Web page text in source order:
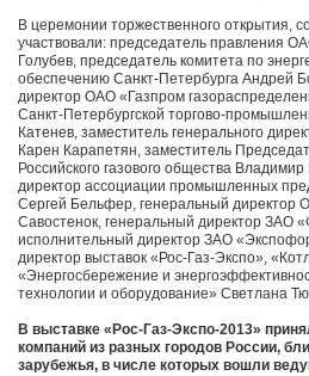
В церемонии торжественного открытия,
участвовали: председатель правления
Голубев, председатель комитета по
обеспечению Санкт-Петербурга Андрей
директор ОАО «Газпром
Санкт-Петербургской торгово-
Катенев, заместитель генерального
Карен Карапетян, заместитель
Российского газового общества
директор ассоциации промышленных
Сергей Бельфер, генеральный
Савостенок, генеральный директор
исполнительный директор ЗАО
директор выставок «Рос-Газ-Экспо»,
«Энергосбережение и
технологии и оборудование» Светлана
В выставке «Рос-Газ-Экспо-2013»
компаний из разных городов России,
зарубежья, в числе которых вошли